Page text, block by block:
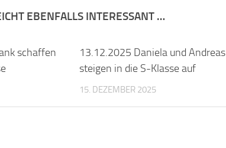
EBENFALLS INTERESSANT …
schaffen
13.12.2025 Daniela und Andreas
steigen in die S-Klasse auf
15. DEZEMBER 2025